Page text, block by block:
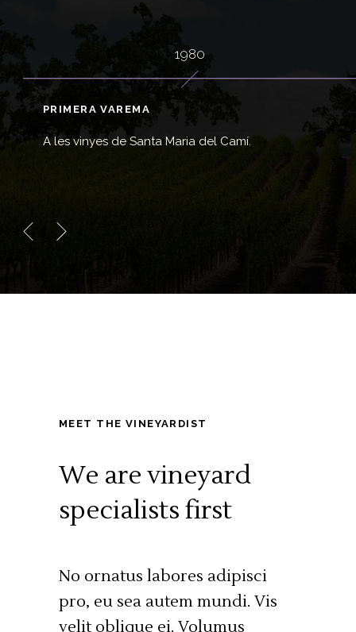
1980
PRIMERA VAREMA
A les vinyes de Santa Maria del Camí.
MEET THE VINEYARDIST
We are vineyard
specialists first
No ornatus labores adipisci
pro, eu sea autem mundi. Vis
velit oblique ei. Volumus